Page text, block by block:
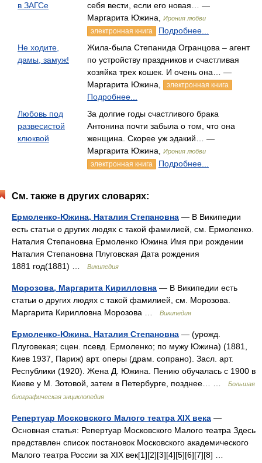
в ЗАГСе
себя вести, если его новая… —
Маргарита Южина,
Ирония любви
электронная книга
Подробнее...
Не ходите,
дамы, замуж!
Жила-была Степанида Огранцова – агент
по устройству праздников и счастливая
хозяйка трех кошек. И очень она… —
Маргарита Южина,
электронная книга
Подробнее...
Любовь под
развесистой
клюквой
За долгие годы счастливого брака
Антонина почти забыла о том, что она
женщина. Скорее уж эдакий… —
Маргарита Южина,
Ирония любви
электронная книга Подробнее...
См. также в других словарях:
Ермоленко-Южина, Наталия Степановна — В Википедии
есть статьи о других людях с такой фамилией, см. Ермоленко.
Наталия Степановна Ермоленко Южина Имя при рождении
Наталия Степановна Плуговская Дата рождения
1881 год(1881) …
Википедия
Морозова, Маргарита Кирилловна — В Википедии есть
статьи о других людях с такой фамилией, см. Морозова.
Маргарита Кирилловна Морозова …
Википедия
Ермоленко-Южина, Наталия Степановна — (урожд.
Плуговекая; сцен. псевд. Ермоленко; по мужу Южина) (1881,
Киев 1937, Париж) арт. оперы (драм. сопрано). Засл. арт.
Республики (1920). Жена Д. Южина. Пению обучалась с 1900 в
Киеве у М. Зотовой, затем в Петербурге, позднее… …
Большая
биографическая энциклопедия
Репертуар Московского Малого театра XIX века —
Основная статья: Репертуар Московского Малого театра Здесь
представлен список постановок Московского академического
Малого театра России за XIX век[1][2][3][4][5][6][7][8] …